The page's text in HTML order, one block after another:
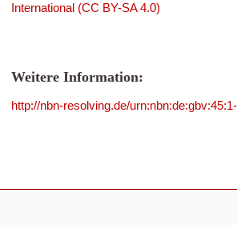
International (CC BY-SA 4.0)
Weitere Information:
http://nbn-resolving.de/